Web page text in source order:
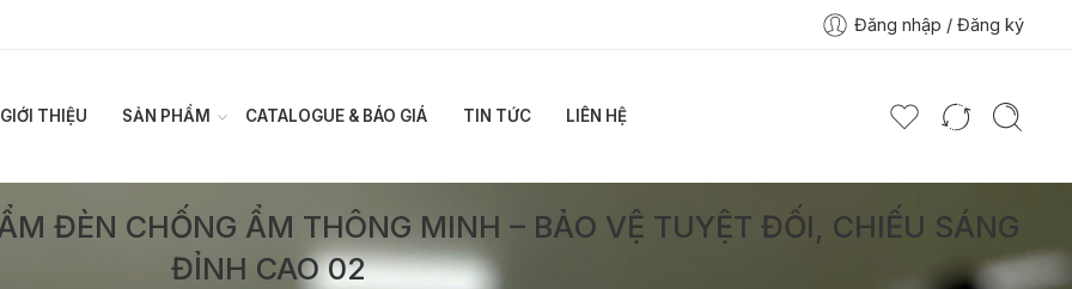
Đăng nhập / Đăng ký
GIỚI THIỆU SẢN PHẨM CATALOGUE & BÁO GIÁ TIN TỨC LIÊN HỆ
ĐÈN CHỐNG ẨM THÔNG MINH – BẢO VỆ TUYỆT ĐỐI, CHIẾU SÁNG
ĐỈNH CAO 02